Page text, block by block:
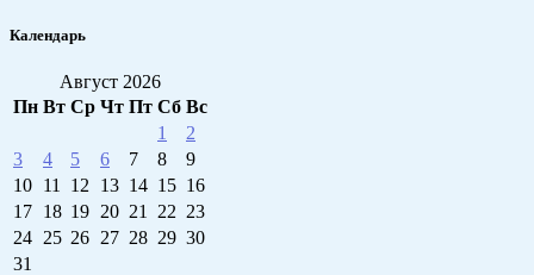
Календарь
Август 2026
Пн Вт Ср Чт Пт Сб Вс
1
2
3
4 5 6 7 8
9
10 11 12 13 14 15 16
17 18 19 20 21 22 23
24 25 26 27 28 29 30
31